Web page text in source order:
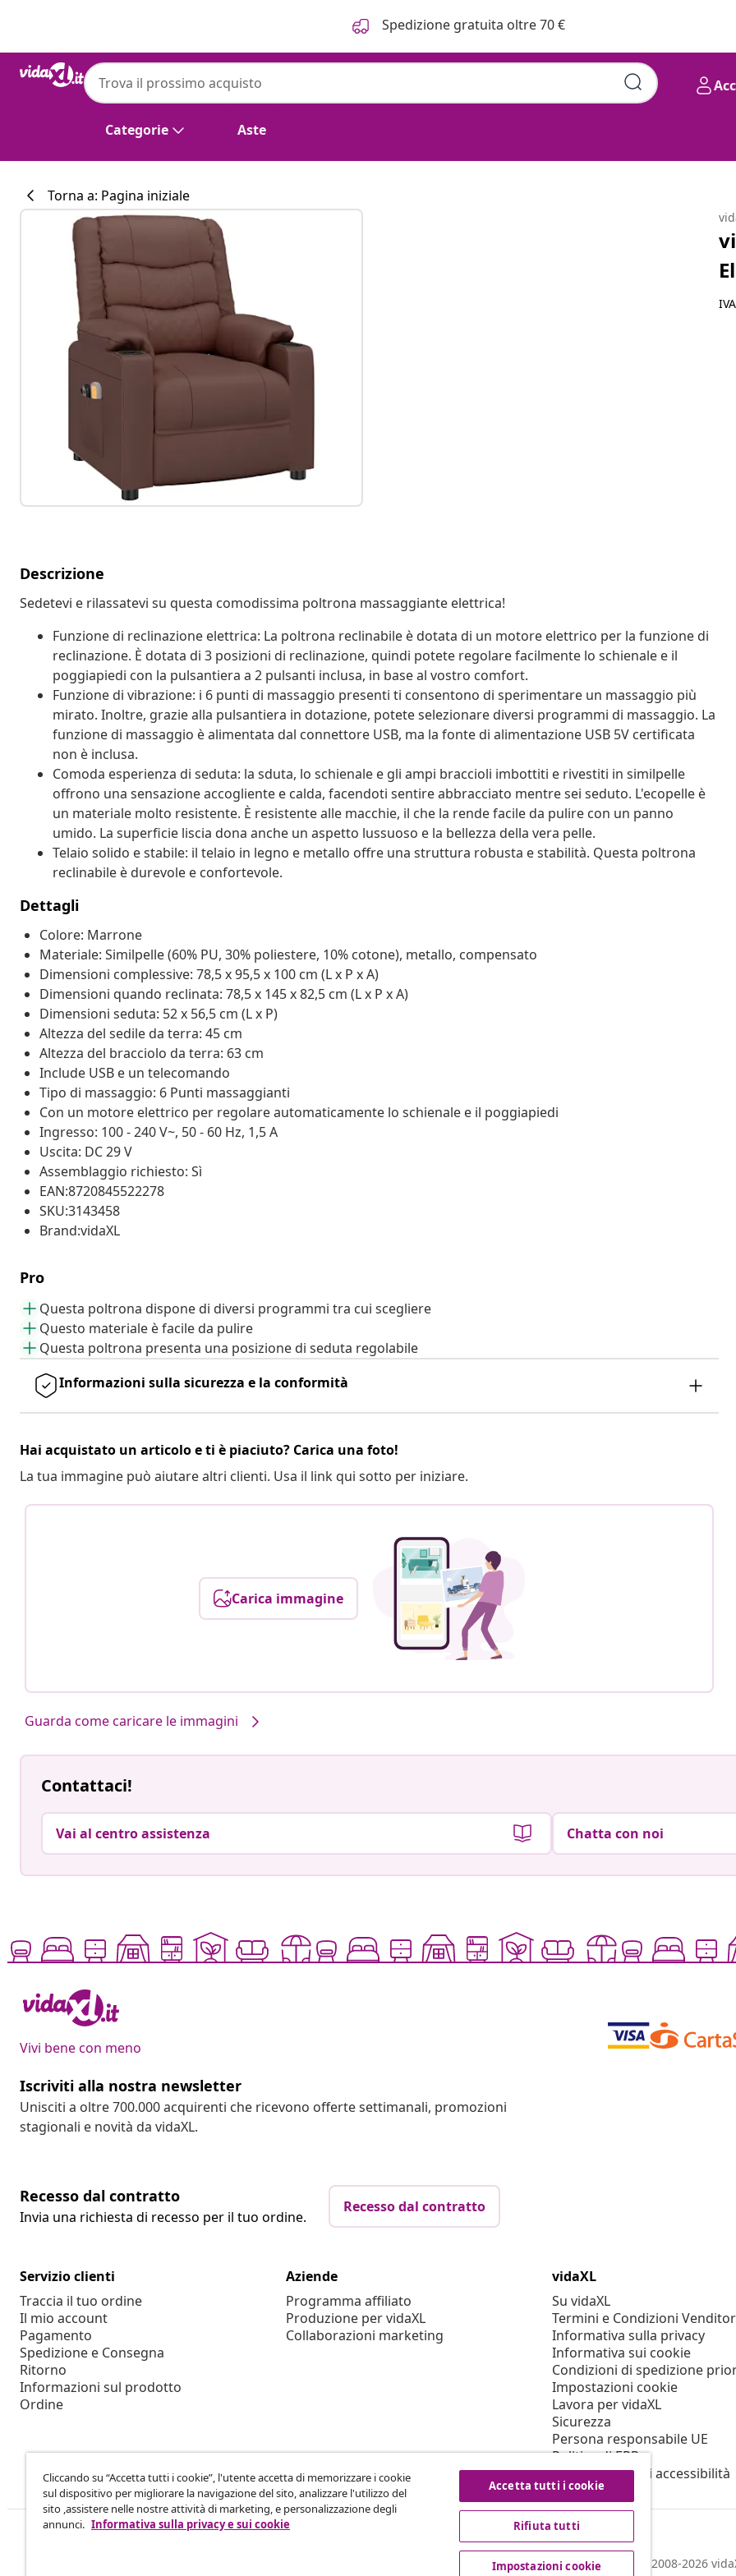
Spedizione gratuita oltre 70 €
Categorie Aste
Torna a: Pagina iniziale
Descrizione
Sedetevi e rilassatevi su questa comodissima poltrona massaggiante elettrica!
Funzione di reclinazione elettrica: La poltrona reclinabile è dotata di un motore elettrico per la funzione di
reclinazione. È dotata di 3 posizioni di reclinazione, quindi potete regolare facilmente lo schienale e il
poggiapiedi con la pulsantiera a 2 pulsanti inclusa, in base al vostro comfort.
Funzione di vibrazione: i 6 punti di massaggio presenti ti consentono di sperimentare un massaggio più
mirato. Inoltre, grazie alla pulsantiera in dotazione, potete selezionare diversi programmi di massaggio. La
funzione di massaggio è alimentata dal connettore USB, ma la fonte di alimentazione USB 5V certificata
non è inclusa.
Comoda esperienza di seduta: la sduta, lo schienale e gli ampi braccioli imbottiti e rivestiti in similpelle
offrono una sensazione accogliente e calda, facendoti sentire abbracciato mentre sei seduto. L'ecopelle è
un materiale molto resistente. È resistente alle macchie, il che la rende facile da pulire con un panno
umido. La superficie liscia dona anche un aspetto lussuoso e la bellezza della vera pelle.
Telaio solido e stabile: il telaio in legno e metallo offre una struttura robusta e stabilità. Questa poltrona
reclinabile è durevole e confortevole.
Dettagli
Colore: Marrone
Materiale: Similpelle (60% PU, 30% poliestere, 10% cotone), metallo, compensato
Dimensioni complessive: 78,5 x 95,5 x 100 cm (L x P x A)
Dimensioni quando reclinata: 78,5 x 145 x 82,5 cm (L x P x A)
Dimensioni seduta: 52 x 56,5 cm (L x P)
Altezza del sedile da terra: 45 cm
Altezza del bracciolo da terra: 63 cm
Include USB e un telecomando
Tipo di massaggio: 6 Punti massaggianti
Con un motore elettrico per regolare automaticamente lo schienale e il poggiapiedi
Ingresso: 100 - 240 V~, 50 - 60 Hz, 1,5 A
Uscita: DC 29 V
Assemblaggio richiesto: Sì
EAN:8720845522278
SKU:3143458
Brand:vidaXL
Pro
Questa poltrona dispone di diversi programmi tra cui scegliere
Questo materiale è facile da pulire
Questa poltrona presenta una posizione di seduta regolabile
Informazioni sulla sicurezza e la conformità
Hai acquistato un articolo e ti è piaciuto? Carica una foto!
La tua immagine può aiutare altri clienti. Usa il link qui sotto per iniziare.
Carica immagine
Guarda come caricare le immagini
Contattaci!
Vai al centro assistenza Chatta con noi
Vivi bene con meno
Iscriviti alla nostra newsletter
Unisciti a oltre 700.000 acquirenti che ricevono offerte settimanali, promozioni
stagionali e novità da vidaXL.
Recesso dal contratto
Invia una richiesta di recesso per il tuo ordine.
Recesso dal contratto
Servizio clienti
Traccia il tuo ordine
Il mio account
Pagamento
Spedizione e Consegna
Ritorno
Informazioni sul prodotto
Ordine
Aziende
Programma affiliato
Produzione per vidaXL
Collaborazioni marketing
vidaXL
Su vidaXL
Termini e Condizioni
Informativa sulla privacy
Informativa sui cookie
Condizioni di spedizione
Impostazioni cookie
Lavora per vidaXL
Sicurezza
Persona responsabile UE
Politica di EPR
Dichiarazione di accessibilità
© 2008-2026
Cliccando su “Accetta tutti i cookie”, l'utente accetta di memorizzare i cookie
sul dispositivo per migliorare la navigazione del sito, analizzare l'utilizzo del
sito ,assistere nelle nostre attività di marketing, e personalizzazione degli
annunci. Informativa sulla privacy e sui cookie
Accetta tutti i cookie
Rifiuta tutti
Impostazioni cookie